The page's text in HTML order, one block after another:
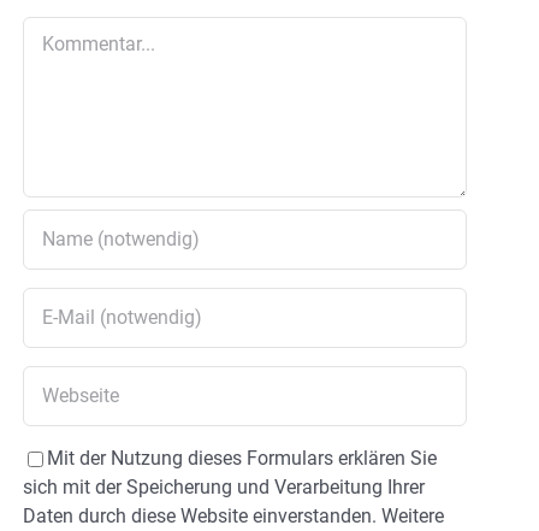
Mit der Nutzung dieses Formulars erklären Sie
sich mit der Speicherung und Verarbeitung Ihrer
Daten durch diese Website einverstanden. Weitere